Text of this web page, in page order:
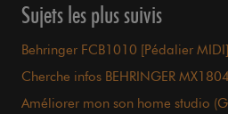
Sujets les plus suivis
Behringer FCB1010 [Pédalier MIDI]
Cherche infos BEHRINGER
Améliorer mon son home studio